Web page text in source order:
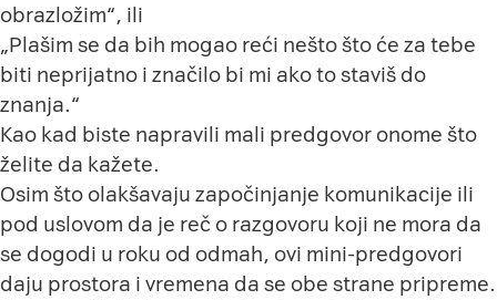
obrazložim“, ili
„Plašim se da bih mogao reći nešto što će za tebe
biti neprijatno i značilo bi mi ako to staviš do
znanja.“
Kao kad biste napravili mali predgovor onome što
želite da kažete.
Osim što olakšavaju započinjanje komunikacije ili
pod uslovom da je reč o razgovoru koji ne mora da
se dogodi u roku od odmah, ovi mini-predgovori
daju prostora i vremena da se obe strane pripreme.